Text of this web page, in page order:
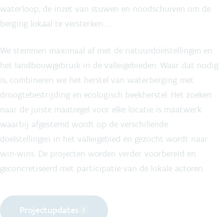
waterloop, de inzet van stuwen en noodschuiven om de
berging lokaal te versterken ….
We stemmen maximaal af met de natuurdoelstellingen en
het landbouwgebruik in de valleigebieden. Waar dat nodig
is, combineren we het herstel van waterberging met
droogtebestrijding en ecologisch beekherstel. Het zoeken
naar de juiste maatregel voor elke locatie is maatwerk
waarbij afgestemd wordt op de verschillende
doelstellingen in het valleigebied en gezocht wordt naar
win-wins. De projecten worden verder voorbereid en
geconcretiseerd met participatie van de lokale actoren.
Projectupdates